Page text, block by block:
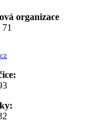
organizace